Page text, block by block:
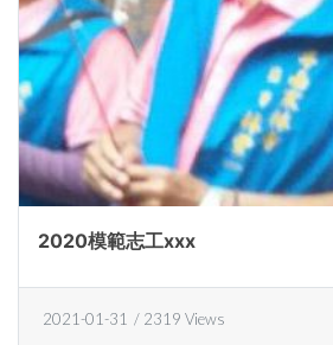
2020模範志工xxx
2021-01-31 / 2319 Views